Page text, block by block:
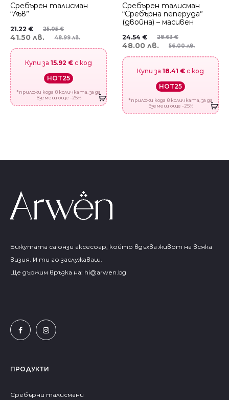
Сребърен талисман
“Лъв”
25.05€
21.22 €
48.99 лв.
41.50 лв.
Купи за 15.92 € с код
HOT25
*приложи кода в количката, за да
вземеш още -25%
Сребърен талисман
“Сребърна пеперуда”
(двойна) – масивен
28.63€
24.54 €
56.00 лв.
48.00 лв.
Купи за 18.41 € с код
HOT25
*приложи кода в количката, за да
вземеш още -25%
Бижутата са онзи аксесоар, който вдъхва живот на всяка
визия. И ти го заслужаваш.
Ще държим връзка на: hi@arwen.bg
ПРОДУКТИ
Сребърни талисмани